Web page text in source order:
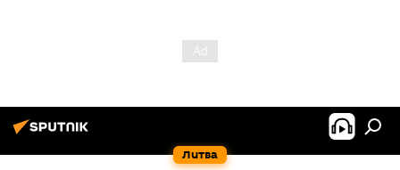
Литва